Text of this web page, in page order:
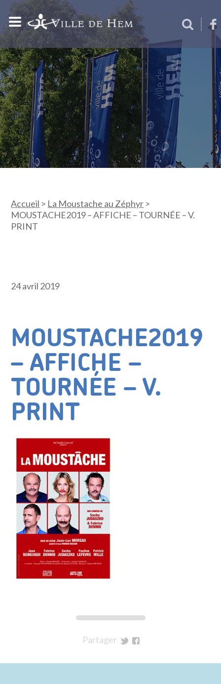
Accueil > La Moustache au Zéphyr >
MOUSTACHE2019 – AFFICHE – TOURNÉE – V.
PRINT
24 avril 2019
MOUSTACHE2019
– AFFICHE –
TOURNÉE – V.
PRINT
Partager
Twitter
Facebook